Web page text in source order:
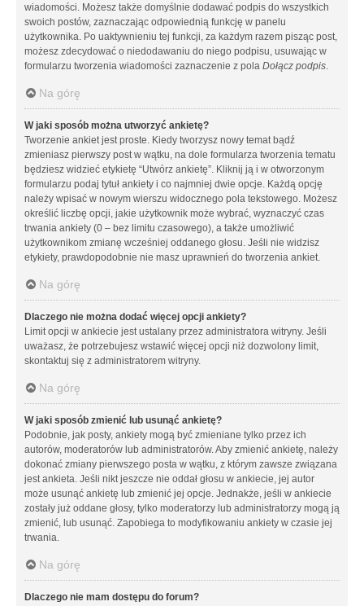
wiadomości. Możesz także domyślnie dodawać podpis do wszystkich
swoich postów, zaznaczając odpowiednią funkcję w panelu
użytkownika. Po uaktywnieniu tej funkcji, za każdym razem pisząc post,
możesz zdecydować o niedodawaniu do niego podpisu, usuwając w
formularzu tworzenia wiadomości zaznaczenie z pola Dołącz podpis.
Na górę
W jaki sposób można utworzyć ankietę?
Tworzenie ankiet jest proste. Kiedy tworzysz nowy temat bądź
zmieniasz pierwszy post w wątku, na dole formularza tworzenia tematu
będziesz widzieć etykietę “Utwórz ankietę”. Kliknij ją i w otworzonym
formularzu podaj tytuł ankiety i co najmniej dwie opcje. Każdą opcję
należy wpisać w nowym wierszu widocznego pola tekstowego. Możesz
określić liczbę opcji, jakie użytkownik może wybrać, wyznaczyć czas
trwania ankiety (0 – bez limitu czasowego), a także umożliwić
użytkownikom zmianę wcześniej oddanego głosu. Jeśli nie widzisz
etykiety, prawdopodobnie nie masz uprawnień do tworzenia ankiet.
Na górę
Dlaczego nie można dodać więcej opcji ankiety?
Limit opcji w ankiecie jest ustalany przez administratora witryny. Jeśli
uważasz, że potrzebujesz wstawić więcej opcji niż dozwolony limit,
skontaktuj się z administratorem witryny.
Na górę
W jaki sposób zmienić lub usunąć ankietę?
Podobnie, jak posty, ankiety mogą być zmieniane tylko przez ich
autorów, moderatorów lub administratorów. Aby zmienić ankietę, należy
dokonać zmiany pierwszego posta w wątku, z którym zawsze związana
jest ankieta. Jeśli nikt jeszcze nie oddał głosu w ankiecie, jej autor
może usunąć ankietę lub zmienić jej opcje. Jednakże, jeśli w ankiecie
zostały już oddane głosy, tylko moderatorzy lub administratorzy mogą ją
zmienić, lub usunąć. Zapobiega to modyfikowaniu ankiety w czasie jej
trwania.
Na górę
Dlaczego nie mam dostępu do forum?